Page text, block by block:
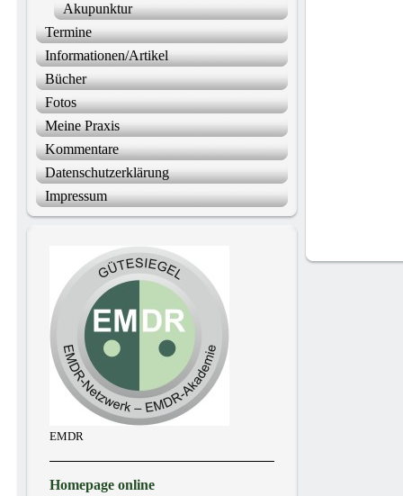
Akupunktur
Termine
Informationen/Artikel
Bücher
Fotos
Meine Praxis
Kommentare
Datenschutzerklärung
Impressum
EMDR
Homepage online